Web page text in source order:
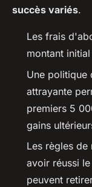
succès variés.
Les frais
montant
Une politique
attrayante
premiers 5
gains
Les règles
avoir réussi
peuvent